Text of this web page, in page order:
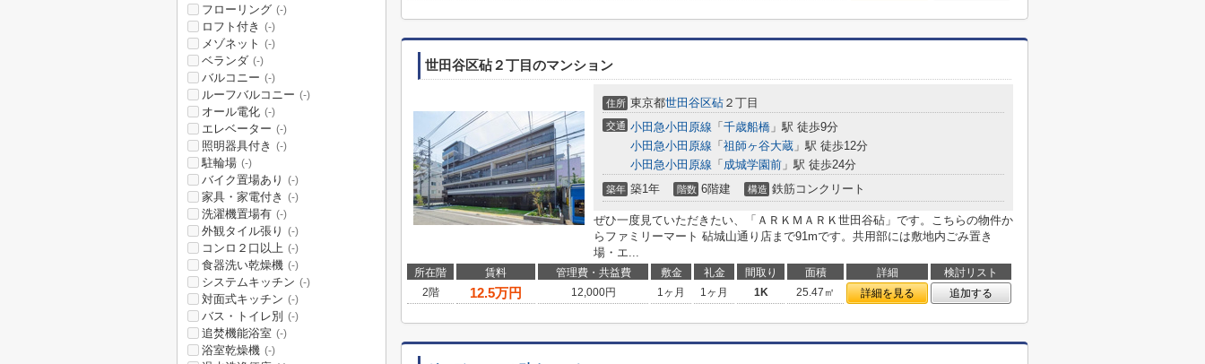
世田谷区砧２丁目のマンション
住所 東京都世田谷区砧 ２丁目
交通 小田急小田原線 「 千歳船橋 」駅 徒歩9分
小田急小田原線 「 祖師ヶ谷大蔵 」駅 徒歩12分
小田急小田原線 「 成城学園前 」駅 徒歩24分
築年 築1年 階数 6階建 構造 鉄筋コンクリート
ぜひ一度見ていただきたい、「ＡＲＫＭＡＲＫ世田谷砧」です。こちらの物件か
らファミリーマート 砧城山通り店まで91mです。共用部には敷地内ごみ置き
場・エ...
所在階 賃料 管理費・共益費 敷金 礼金 間取り 面積 詳細
検討リスト
2階
12.5万円 12,000円 1ヶ月 1ヶ月 1K 25.47㎡ 詳細を見る 追加する
フローリング (-)
ロフト付き (-)
メゾネット (-)
ベランダ (-)
バルコニー (-)
ルーフバルコニー (-)
オール電化 (-)
エレベーター (-)
照明器具付き (-)
駐輪場 (-)
バイク置場あり (-)
家具・家電付き (-)
洗濯機置場有 (-)
外観タイル張り (-)
コンロ２口以上 (-)
食器洗い乾燥機 (-)
システムキッチン (-)
対面式キッチン (-)
バス・トイレ別 (-)
追焚機能浴室 (-)
浴室乾燥機 (-)